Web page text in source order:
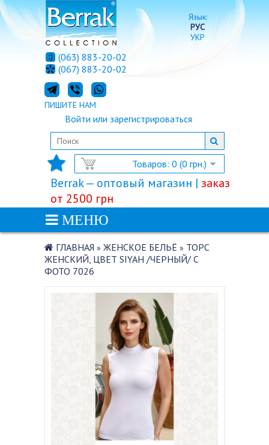
Язык:
РУС
УКР
Товаров: 0 (0 грн.)
Войти или зарегистрироваться
(063) 883-20-02
(067) 883-20-02
ПИШИТЕ НАМ
Berrak — оптовый магазин | заказ
от 2500 грн
МЕНЮ
ГЛАВНАЯ » ЖЕНСКОЕ БЕЛЬЁ » ТОРС
ЖЕНСКИЙ, ЦВЕТ SIYAH /ЧЕРНЫЙ/ С
ФОТО 7026